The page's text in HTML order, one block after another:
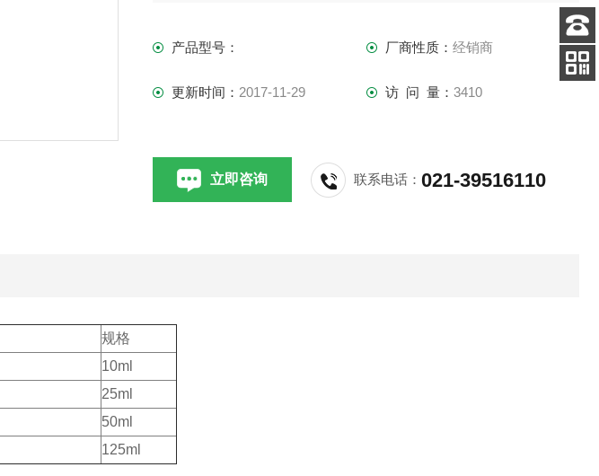
产品型号： 厂商性质： 经销商
更新时间： 2017-11-29 访 问 量： 3410
立即咨询 联系电话：021-39516110
规格
10ml
25ml
50ml
125ml
客服
电话